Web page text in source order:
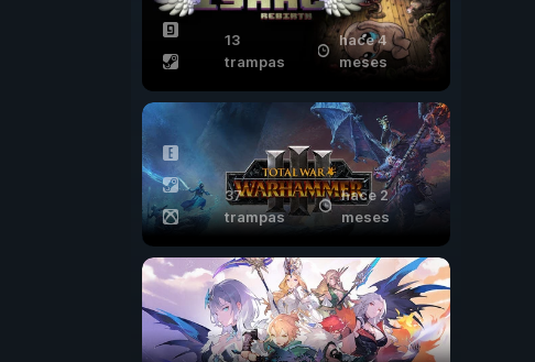
13
trampas
hace 4
meses
37
trampas
hace 2
meses